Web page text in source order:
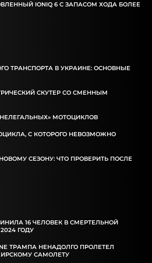
IONIQ 6 С ЗАПАСОМ ХОДА БОЛЕЕ
ТРАНСПОРТА В УКРАИНЕ: ОСНОВНЫЕ
СКУТЕР СО СМЕННЫМ
МОТОЦИКЛОВ
С КОТОРОГО НЕВОЗМОЖНО
СЕЗОНУ: ЧТО ПРОВЕРИТЬ ПОСЛЕ
16 ЧЕЛОВЕК В СМЕРТЕЛЬНОЙ
ГОДУ
ТРАМПА НЕНАДОЛГО ПРОЛЕТЕЛ
САМОЛЕТУ